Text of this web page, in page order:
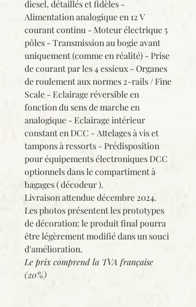
diesel, détaillés et fidèles -
Alimentation analogique en 12 V
courant continu - Moteur électrique 5
pôles - Transmission au bogie avant
uniquement (comme en réalité) - Prise
de courant par les 4 essieux - Organes
de roulement aux normes 2-rails / Fine
Scale - Eclairage réversible en
fonction du sens de marche en
analogique - Eclairage intérieur
constant en DCC - Attelages à vis et
tampons à ressorts - Prédisposition
pour équipements électroniques DCC
optionnels dans le compartiment à
bagages ( décodeur ).
Livraison attendue décembre 2024.
Les photos présentent les prototypes
de décoration: le produit final pourra
être légèrement modifié dans un souci
d'amélioration.
Le prix comprend la TVA française
(20%)